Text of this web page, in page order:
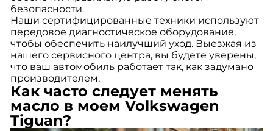
безопасности.
Наши сертифицированные техники используют
передовое диагностическое оборудование,
чтобы обеспечить наилучший уход. Выезжая из
нашего сервисного центра, вы будете уверены,
что ваш автомобиль работает так, как задумано
производителем.
Как часто следует менять
масло в моем Volkswagen
Tiguan?